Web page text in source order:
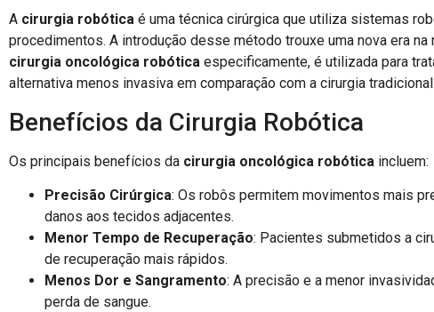
A cirurgia robótica é uma técnica cirúrgica que utiliza sistemas
procedimentos. A introdução desse método trouxe uma nova era
cirurgia oncológica robótica especificamente, é utilizada para
alternativa menos invasiva em comparação com a cirurgia tradicional.
Benefícios da Cirurgia Robótica
Os principais benefícios da cirurgia oncológica robótica incluem:
Precisão Cirúrgica: Os robôs permitem movimentos mais
danos aos tecidos adjacentes.
Menor Tempo de Recuperação: Pacientes submetidos a
de recuperação mais rápidos.
Menos Dor e Sangramento: A precisão e a menor
perda de sangue.